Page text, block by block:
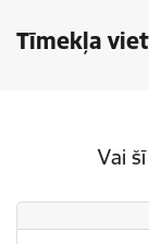
Tīmekļa
Vai
Vai šī